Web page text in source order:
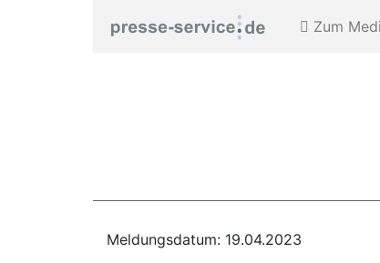
Zum
Meldungsdatum: 19.04.2023